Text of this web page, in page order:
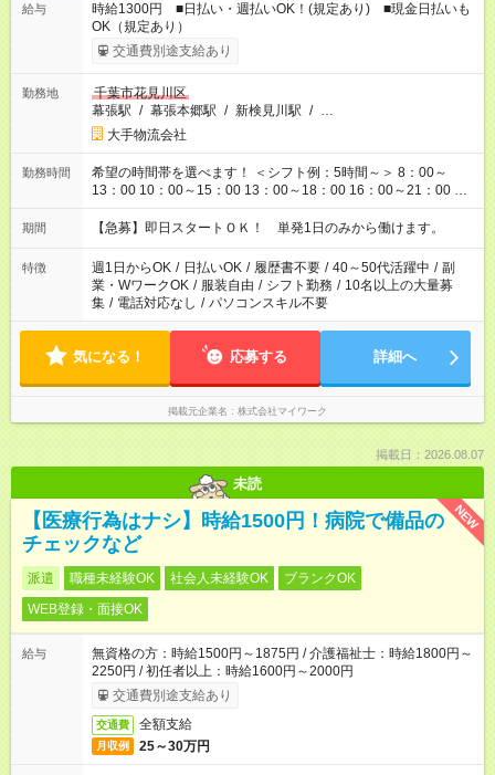
給与
時給1300円 ■日払い・週払いOK！(規定あり) ■現金日払いも
OK（規定あり）
交通費別途支給あり
勤務地
千葉市花見川区
幕張駅 / 幕張本郷駅 / 新検見川駅 / …
大手物流会社
勤務時間
希望の時間帯を選べます！ ＜シフト例：5時間～＞ 8：00～
13：00 10：00～15：00 13：00～18：00 16：00～21：00 ＜
シフト例：8時間～＞ ・10：00～19：00 ・13：00～22：00 ・
22：00～翌6：00 など！是非ご希望をお聞かせください！
期間 【急募】即日スタートＯＫ！ 単発1日のみから働けます。
特徴 週1日からOK / 日払いOK / 履歴書不要 / 40～50代活躍中 / 副
業・WワークOK / 服装自由 / シフト勤務 / 10名以上の大量募
集 / 電話対応なし / パソコンスキル不要
気になる！ 応募する 詳細へ
掲載元企業名 株式会社マイワーク
掲載日：2026.08.07
未読
NEW
【医療行為はナシ】時給1500円！病院で備品の
チェックなど
派遣 職種未経験OK 社会人未経験OK
ブランクOK
WEB登録・面接OK
給与
無資格の方：時給1500円～1875円 / 介護福祉士：時給1800円～
2250円 / 初任者以上：時給1600円～2000円
交通費別途支給あり
交通費 全額支給
月収例 25～30万円